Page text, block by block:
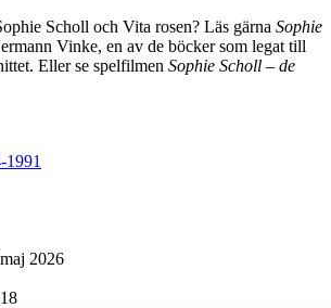
Scholl och Vita rosen? Läs gärna Sophie
Vinke, en av de böcker som legat till
Eller se spelfilmen Sophie Scholl – de
1991
2026